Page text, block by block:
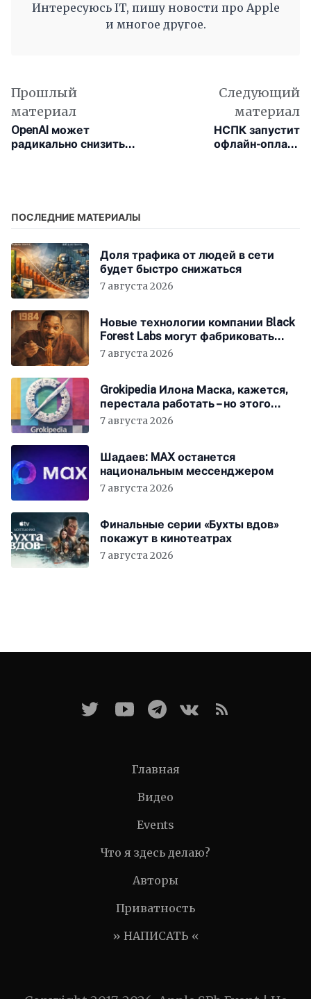
Интересуюсь IT, пишу новости про Apple
и многое другое.
Прошлый
материал
OpenAI может
радикально снизить
Следующий
материал
НСПК запустит
офлайн-оплату
ПОСЛЕДНИЕ МАТЕРИАЛЫ
Доля трафика от людей в сети
будет быстро снижаться
7 августа 2026
Новые технологии компании Black
Forest Labs могут фабриковать
историю, как в «1984»
7 августа 2026
Grokipedia Илона Маска, кажется,
перестала работать – но этого
никто не заметил
7 августа 2026
Шадаев: MAX останется
национальным мессенджером
7 августа 2026
Финальные серии «Бухты вдов»
покажут в кинотеатрах
7 августа 2026
Главная
Видео
Events
Что я здесь делаю?
Авторы
Приватность
» НАПИСАТЬ «